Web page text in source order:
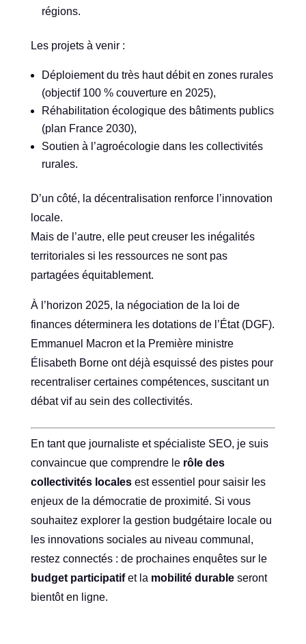
régions.
Les projets à venir :
Déploiement du très haut débit en zones rurales
(objectif 100 % couverture en 2025),
Réhabilitation écologique des bâtiments publics
(plan France 2030),
Soutien à l’agroécologie dans les collectivités
rurales.
D’un côté, la décentralisation renforce l’innovation
locale.
Mais de l’autre, elle peut creuser les inégalités
territoriales si les ressources ne sont pas
partagées équitablement.
À l’horizon 2025, la négociation de la loi de
finances déterminera les dotations de l’État (DGF).
Emmanuel Macron et la Première ministre
Élisabeth Borne ont déjà esquissé des pistes pour
recentraliser certaines compétences, suscitant un
débat vif au sein des collectivités.
En tant que journaliste et spécialiste SEO, je suis
convaincue que comprendre le rôle des
collectivités localesest essentiel pour saisir les
enjeux de la démocratie de proximité. Si vous
souhaitez explorer la gestion budgétaire locale ou
les innovations sociales au niveau communal,
restez connectés : de prochaines enquêtes sur le
budget participatifet la mobilité durableseront
bientôt en ligne.